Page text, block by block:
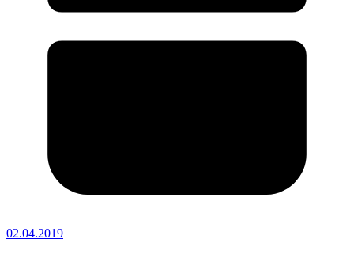
02.04.2019